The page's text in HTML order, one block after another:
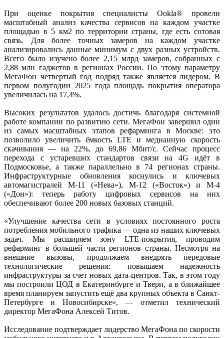
При оценке покрытия специалисты Ookla® провели
масштабный анализ качества сервисов на каждом участке
площадью в 5 км2 по территории страны, где есть сотовая
связь. Для более точных замеров на каждом участке
анализировались данные минимум с двух разных устройств.
Всего было изучено более 2,15 млрд замеров, собранных с
2,88 млн гаджетов в регионах России. По этому параметру
МегаФон четвертый год подряд также является лидером. В
первом полугодии 2025 года площадь покрытия оператора
увеличилась на 17,4%.
Высоких результатов удалось достичь благодаря системной
работе компании по развитию сети. МегаФон завершил один
из самых масштабных этапов рефарминга в Москве: это
позволило увеличить ёмкость LTE и медианную скорость
скачивания — на 22%, до 69,86 Мбит/с. Сейчас процесс
перехода с устаревших стандартов связи на 4G идёт в
Подмосковье, а также параллельно в 74 регионах страны.
Инфраструктурные обновления коснулись и ключевых
автомагистралей М-11 («Нева»), М-12 («Восток») и М-4
(«Дон»): теперь работу цифровых сервисов на них
обеспечивают более 200 новых базовых станций.
«Улучшение качества сети в условиях постоянного роста
потребления мобильного трафика — одна из наших ключевых
задач. Мы расширяем зону LTE-покрытия, проводим
рефарминг в большей части регионов страны. Несмотря на
внешние вызовы, продолжаем внедрять передовые
технологические решения: повышаем надежность
инфраструктуры за счет новых дата-центров. Так, в этом году
мы построили ЦОД в Екатеринбурге и Твери, а в ближайшее
время планируем запустить ещё два крупных объекта в Санкт-
Петербурге и Новосибирске», — отметил технический
директор МегаФона Алексей Титов.
Исследование подтверждает лидерство МегаФона по скорости